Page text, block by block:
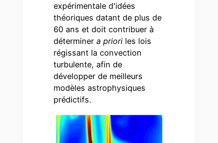
expérimentale d'idées
théoriques datant de plus de
60 ans et doit contribuer à
déterminera priori les lois
régissant la convection
turbulente, afin de
développer de meilleurs
modèles astrophysiques
prédictifs.